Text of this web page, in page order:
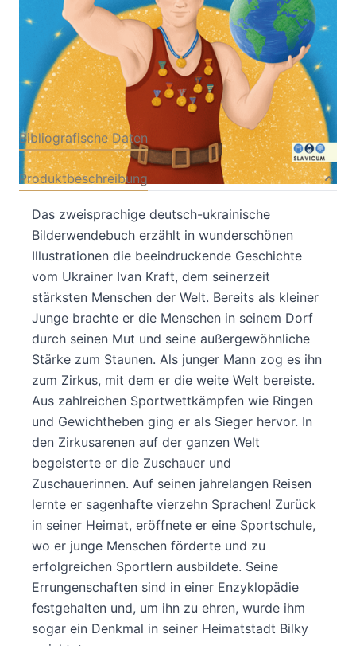
Verlag: Slavicum 30.06.2023
Buch 56 Seiten
Hardcover
ISBN: 978-3-
94768063-4
Bibliografische Daten
Produktbeschreibung
Das zweisprachige deutsch-ukrainische
Bilderwendebuch erzählt in wunderschönen
Illustrationen die beeindruckende Geschichte
vom Ukrainer Ivan Kraft, dem seinerzeit
stärksten Menschen der Welt. Bereits als kleiner
Junge brachte er die Menschen in seinem Dorf
durch seinen Mut und seine außergewöhnliche
Stärke zum Staunen. Als junger Mann zog es ihn
zum Zirkus, mit dem er die weite Welt bereiste.
Aus zahlreichen Sportwettkämpfen wie Ringen
und Gewichtheben ging er als Sieger hervor. In
den Zirkusarenen auf der ganzen Welt
begeisterte er die Zuschauer und
Zuschauerinnen. Auf seinen jahrelangen Reisen
lernte er sagenhafte vierzehn Sprachen! Zurück
in seiner Heimat, eröffnete er eine Sportschule,
wo er junge Menschen förderte und zu
erfolgreichen Sportlern ausbildete. Seine
Errungenschaften sind in einer Enzyklopädie
festgehalten und, um ihn zu ehren, wurde ihm
sogar ein Denkmal in seiner Heimatstadt Bilky